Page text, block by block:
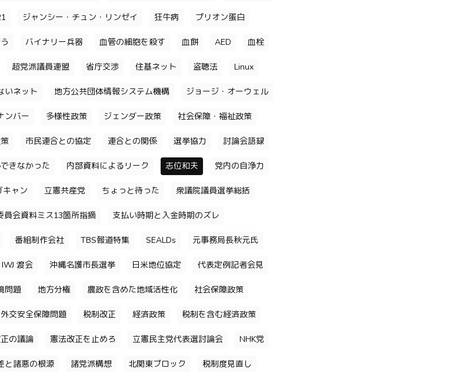
ジャンシー・チュン・リンゼイ 狂牛病 プリオン蛋白
バイナリー兵器 血管の細胞を殺す 血餅 AED 血栓
超党派議員連盟 省庁交渉 住基ネット 盗聴法 Linux
いネット 地方公共団体情報システム機構 ジョージ・オーウェル
ンバー 多様性政策 ジェンダー政策 社会保障・福祉政策
市民連合との協定 連合との関係 選挙協力 討論会語録
きなかった 内部資料によるリーク 志位和夫 党内の自浄力
キャン 立憲共産党 ちょっと待った 衆議院議員選挙総括
員会資料ミス13箇所指摘 支払い時期と入金時期のズレ
番組制作会社 TBS報道特集 SEALDs 元事務局長秋元氏
IWJ 渡会 沖縄名護市長選挙 日米地位協定 代表定例記者会見
問題 地方分権 農政を含めた地域活性化 社会保障政策
外交安全保障問題 税制改正 経済政策 税制を含む経済政策
の議論 憲法改正を止めろ 立憲民主党代表選討論会 NHK党
と諸悪の根源 諸党派構想 北関東ブロック 税制度見直し